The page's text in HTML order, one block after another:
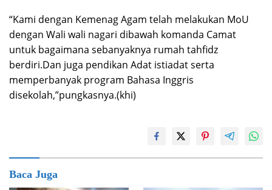
“Kami dengan Kemenag Agam telah melakukan MoU
dengan Wali wali nagari dibawah komanda Camat
untuk bagaimana sebanyaknya rumah tahfidz
berdiri.Dan juga pendikan Adat istiadat serta
memperbanyak program Bahasa Inggris
disekolah,”pungkasnya.(khi)
Baca Juga